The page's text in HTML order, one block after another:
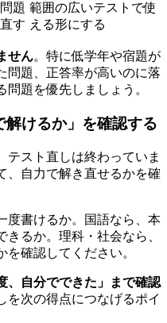
題
す
範囲の広いテストで使
える形にする
せん。特に低学年や宿題が
問題、正答率が高いのに落
題を優先しましょう。
解けるか」を確認する
テスト直しは終わっていま
、自力で解き直せるかを確
度書けるか。国語なら、本
るか。理科・社会なら、
確認してください。
、自分でできた」まで確認
を次の得点につなげるポイ